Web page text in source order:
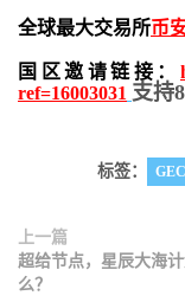
全球最大交易所币
国区邀请链接：
ref=16003031 支持
标签： GEC
上一篇
超给节点，星辰大海
么？